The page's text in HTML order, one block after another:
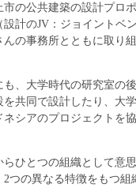
市の公共建築の設計プロ
設計のJV：ジョイントベ
んの事務所とともに取り
も、大学時代の研究室の
共同で設計したり、大
ネシアのプロジェクトを
らひとつの組織として意
つの異なる特徴をもつ組